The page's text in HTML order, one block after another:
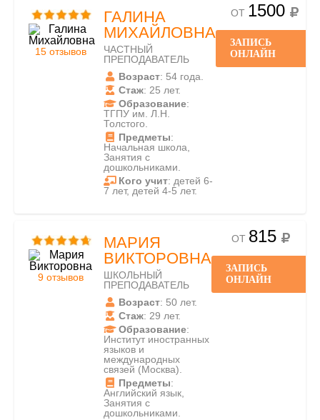
15 отзывов
ГАЛИНА
МИХАЙЛОВНА
ЧАСТНЫЙ
ПРЕПОДАВАТЕЛЬ
Возраст: 54 года.
Стаж: 25 лет.
Образование:
ТГПУ им. Л.Н.
Толстого.
Предметы:
Начальная школа,
Занятия с
дошкольниками.
Кого учит: детей 6-
7 лет, детей 4-5 лет.
ОТ 1500
ЗАПИСЬ
ОНЛАЙН
9 отзывов
МАРИЯ
ВИКТОРОВНА
ШКОЛЬНЫЙ
ПРЕПОДАВАТЕЛЬ
Возраст: 50 лет.
Стаж: 29 лет.
Образование:
Институт иностранных
языков и
международных
связей (Москва).
Предметы:
Английский язык,
Занятия с
дошкольниками.
ОТ 815
ЗАПИСЬ
ОНЛАЙН